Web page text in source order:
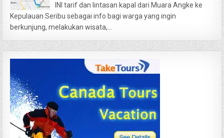
INI tarif dan lintasan kapal dari Muara Angke ke
Kepulauan Seribu sebagai info bagi warga yang ingin
berkunjung, melakukan wisata,...